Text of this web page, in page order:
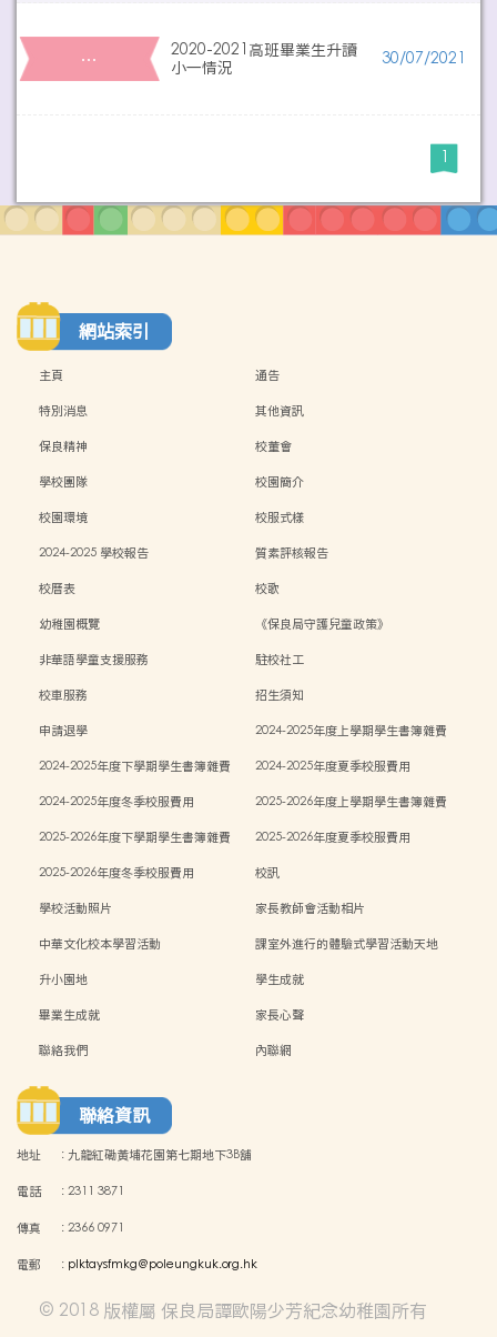
…
2020-2021高班畢業生升讀
小一情況
30/07/2021
1
網站索引
主頁
通告
特別消息
其他資訊
保良精神
校董會
學校團隊
校園簡介
校園環境
校服式樣
2024-2025 學校報告
質素評核報告
校曆表
校歌
幼稚園概覽
《保良局守護兒童政策》
非華語學童支援服務
駐校社工
校車服務
招生須知
申請退學
2024-2025年度上學期學生書簿雜費
2024-2025年度下學期學生書簿雜費
2024-2025年度夏季校服費用
2024-2025年度冬季校服費用
2025-2026年度上學期學生書簿雜費
2025-2026年度下學期學生書簿雜費
2025-2026年度夏季校服費用
2025-2026年度冬季校服費用
校訊
學校活動照片
家長教師會活動相片
中華文化校本學習活動
課室外進行的體驗式學習活動天地
升小園地
學生成就
畢業生成就
家長心聲
聯絡我們
內聯網
聯絡資訊
地址 : 九龍紅磡黃埔花園第七期地下3B舖
電話 :2311 3871
傳真 :2366 0971
電郵 : plktaysfmkg@poleungkuk.org.hk
© 2018 版權屬 保良局譚歐陽少芳紀念幼稚園所有